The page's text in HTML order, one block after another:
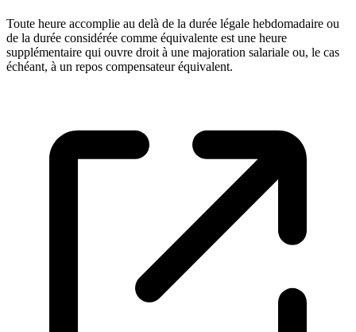
Toute heure accomplie au delà de la durée légale hebdomadaire ou
de la durée considérée comme équivalente est une heure
supplémentaire qui ouvre droit à une majoration salariale ou, le cas
échéant, à un repos compensateur équivalent.